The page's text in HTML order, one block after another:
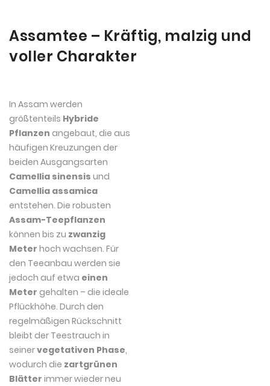
Assamtee – Kräftig, malzig und
voller Charakter
In Assam werden
größtenteils Hybride
Pflanzen angebaut, die aus
häufigen Kreuzungen der
beiden Ausgangsarten
Camellia sinensis und
Camellia assamica
entstehen. Die robusten
Assam-Teepflanzen
können bis zu zwanzig
Meter hoch wachsen. Für
den Teeanbau werden sie
jedoch auf etwa einen
Meter gehalten – die ideale
Pflückhöhe. Durch den
regelmäßigen Rückschnitt
bleibt der Teestrauch in
seinervegetativen Phase,
wodurch die zartgrünen
Blätter immer wieder neu